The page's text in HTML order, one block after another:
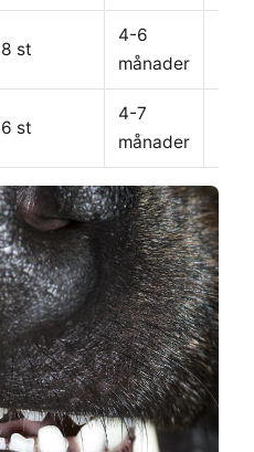
8 st
4-6
månader
6 st
4-7
månader